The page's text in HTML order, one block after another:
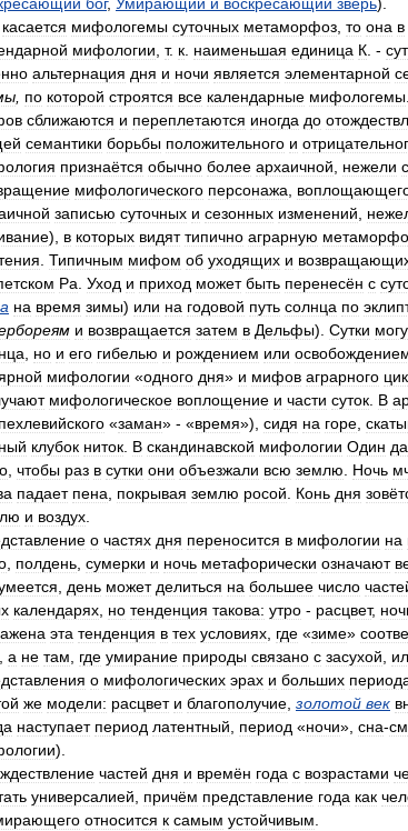
касается мифологемы суточных метаморфоз то она в
мифологии т. к наименьшая единица К . -
альтернация дня и ночи является элементарной
по которой строятся все календарные мифологемы
сближаются и переплетаются иногда до
семантики борьбы положительного и
признаётся обычно более архаичной нежели
мифологического персонажа
записью суточных и сезонных изменений
), в которых видят типично аграрную
Типичным мифом об уходящих и
Ра Уход и приход может быть перенесён с
на время зимы) или на годовой путь солнца по
и возвращается затем в Дельфы). Сутки
но и его гибелью и рождением или
мифологии «одного дня» и мифов аграрного
мифологическое воплощение и части суток В
пехлевийского «заман» - «время»), сидя на горе
клубок ниток В скандинавской мифологии Один
чтобы раз в сутки они объезжали всю землю Ночь
падает пена покрывая землю росой Конь дня
и воздух
о частях дня переносится в мифологии на
полдень сумерки и ночь метафорически означают
день может делиться на большее число
календарях но тенденция такова: утро - расцвет,
эта тенденция в тех условиях где «зиме»
а не там где умирание природы связано с засухой
о мифологических эрах и больших
же модели: расцвет и благополучие золотой век
наступает период латентный период «ночи», сна-
).
частей дня и времён года с возрастами
универсалией причём представление года как
относится к самым устойчивым